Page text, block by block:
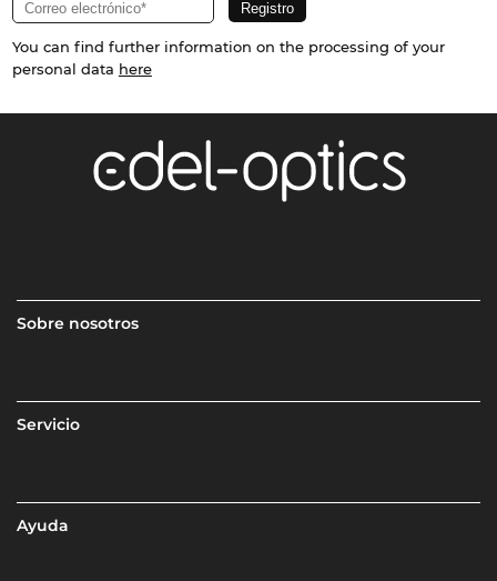
You can find further information on the processing of your
personal data here
Sobre nosotros
Servicio
Ayuda